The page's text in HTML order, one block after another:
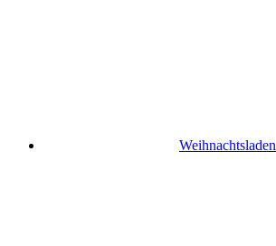
Weihnachtsladen